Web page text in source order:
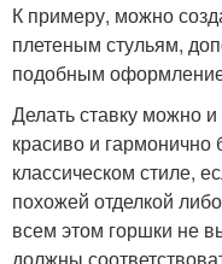
К примеру, можно
плетеным стульям,
подобным
Делать ставку можно
красиво и гармонично
классическом стиле,
похожей отделкой
всем этом горшки не